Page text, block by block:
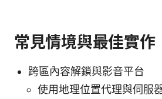
常見情境與最佳實作
跨區內容解鎖與影音平台
使用地理位置代理與伺服